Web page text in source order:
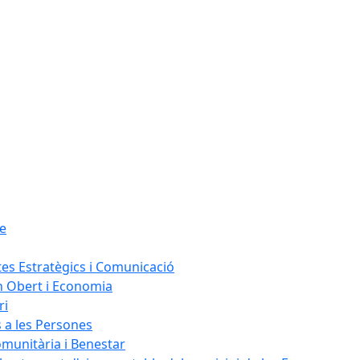
Estratègics i Comunicació
Obert i Economia
les Persones
i Benestar